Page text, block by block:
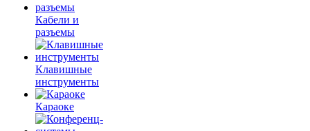
Кабели и
разъемы
Клавишные
инструменты
Караоке